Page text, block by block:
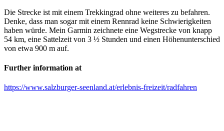
Die Strecke ist mit einem Trekkingrad ohne weiteres zu befahren.
Denke, dass man sogar mit einem Rennrad keine Schwierigkeiten
haben würde. Mein Garmin zeichnete eine Wegstrecke von knapp
54 km, eine Sattelzeit von 3 ½ Stunden und einen Höhenunterschied
von etwa 900 m auf.
Further information at
https://www.salzburger-seenland.at/erlebnis-freizeit/radfahren